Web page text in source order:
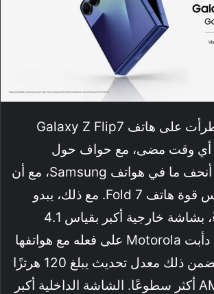
التغييرات التي طرأت على هاتف Galaxy Z Flip7
أي وقت مضى، مع حواف حول
الشاشة تُعدّ من أنحف ما في هواتف Samsung، مع أن
تأثيرها ليس بنفس قوة هاتف Fold 7. مع ذلك، يبدو
الهاتف أكثر ذكاءً، بشاشة خارجية أكبر بقياس 4.1
بوصة، تُحاكي ما دأبت Motorola على فعله مع هواتفها
القابلة للطي. يتضمن ذلك معدل تحديث يبلغ 120 هرتزًا
وشاشة AMOLED أكثر سطوعًا. الشاشة الداخلية أكبر